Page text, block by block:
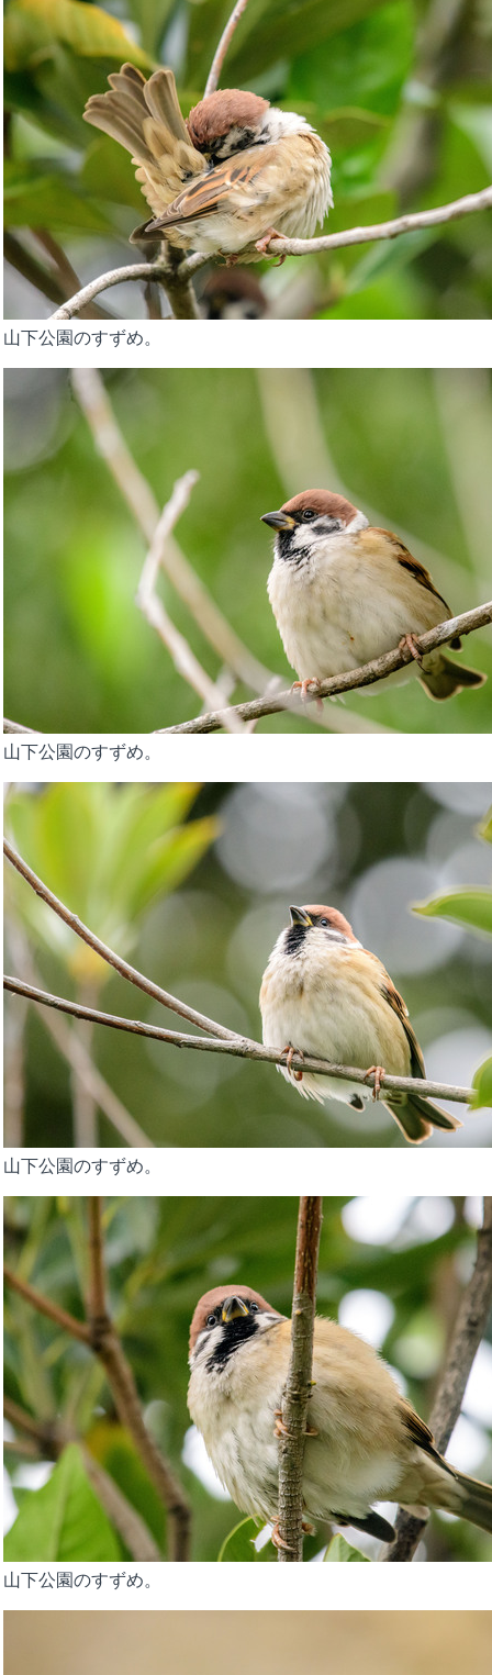
山下公園のすずめ。
山下公園のすずめ。
山下公園のすずめ。
山下公園のすずめ。